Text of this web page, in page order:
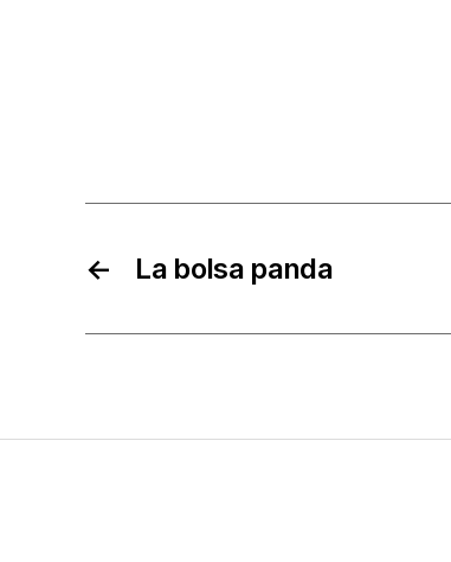
← La bolsa panda